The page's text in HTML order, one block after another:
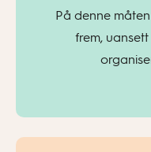
På denne
frem,